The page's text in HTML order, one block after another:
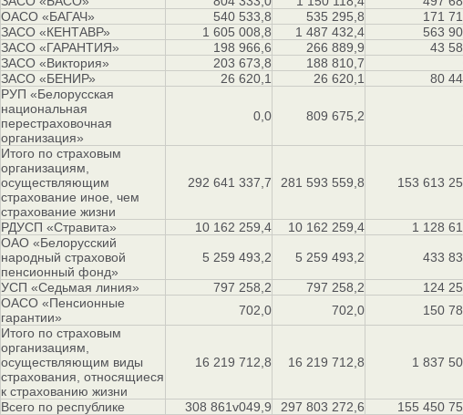
ОАСО «БАГАЧ» 540 533,8 535 295,8 171
ЗАСО «КЕНТАВР» 1 605 008,8 1 487 432,4 563
ЗАСО «ГАРАНТИЯ» 198 966,6 266 889,9 43
ЗАСО «Виктория» 203 673,8 188 810,7
ЗАСО «БЕНИР» 26 620,1 26 620,1 80
РУП «Белорусская
национальная
перестраховочная
организация»
0,0 809 675,2
Итого по страховым
организациям,
осуществляющим
страхование иное, чем
страхование жизни
292 641 337,7 281 593 559,8 153 613
РДУСП «Стравита» 10 162 259,4 10 162 259,4 1 128
ОАО «Белоруcский
народный страховой
пенсионный фонд»
5 259 493,2 5 259 493,2 433
УСП «Седьмая линия» 797 258,2 797 258,2 124
ОАСО «Пенсионные
гарантии»
702,0 702,0 150
Итого по страховым
организациям,
осуществляющим виды
страхования, относящиеся
к страхованию жизни
16 219 712,8 16 219 712,8 1 837
Всего по республике 308 861v049,9 297 803 272,6 155 450